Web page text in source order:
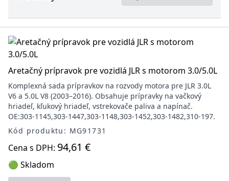
Aretačný prípravok pre vozidlá JLR s motorom 3.0/5.0L
Komplexná sada prípravkov na rozvody motora pre JLR 3.0L
V6 a 5.0L V8 (2003–2016). Obsahuje prípravky na vačkový
hriadeľ, kľukový hriadeľ, vstrekovače paliva a napínač.
OE:303-1145,303-1447,303-1148,303-1452,303-1482,310-197.
Kód produktu: MG91731
Cena s DPH: 94,61 €
🟢 Skladom